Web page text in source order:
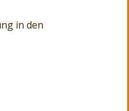
in den